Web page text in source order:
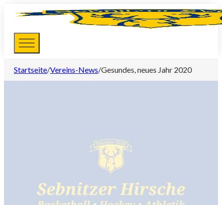
Startseite/Vereins-News/Gesundes, neues Jahr 2020